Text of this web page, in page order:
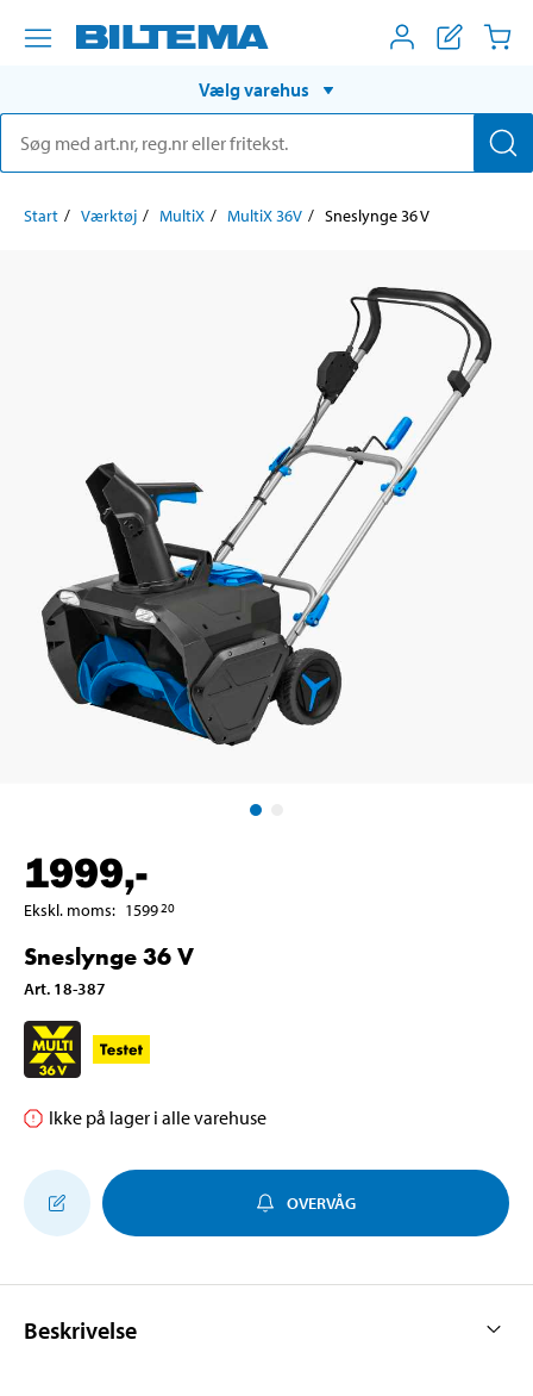
Vælg varehus
Start Værktøj MultiX MultiX 36V Sneslynge 36 V
1999,-
Ekskl. moms: 159920
Sneslynge 36 V
Art. 18-387
Ikke på lager i alle varehuse
OVERVÅG
Beskrivelse